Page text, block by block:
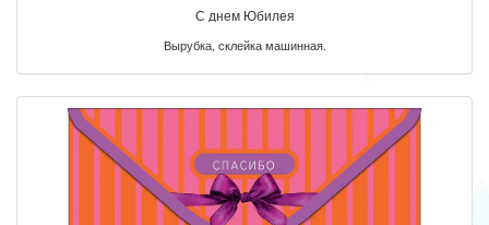
С днем Юбилея
Вырубка, склейка машинная.